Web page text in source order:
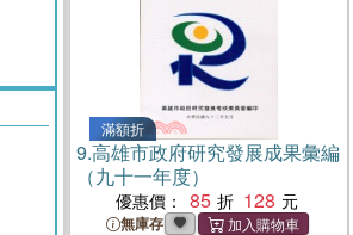
滿額折
9.高雄市政府研究發展成果彙編
（九十一年度）
優惠價： 85 128
無庫存